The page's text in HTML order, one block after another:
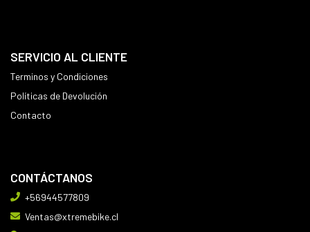
SERVICIO AL CLIENTE
Terminos y Condiciones
Políticas de Devolución
Contacto
CONTÁCTANOS
+56944577809
Ventas@xtremebike.cl